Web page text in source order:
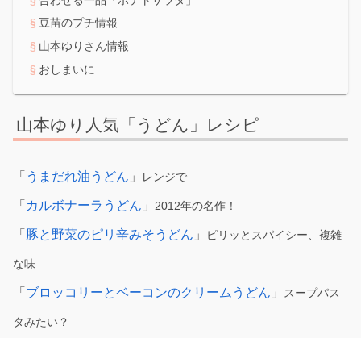
豆苗のプチ情報
山本ゆりさん情報
おしまいに
山本ゆり人気「うどん」レシピ
「 うまだれ油うどん 」 レンジで
「 カルボナーラうどん 」 2012年の名作！
「 豚と野菜のピリ辛みそうどん 」 ピリッとスパイシー、複雑
な味
「 ブロッコリーとベーコンのクリームうどん 」 スープパス
タみたい？